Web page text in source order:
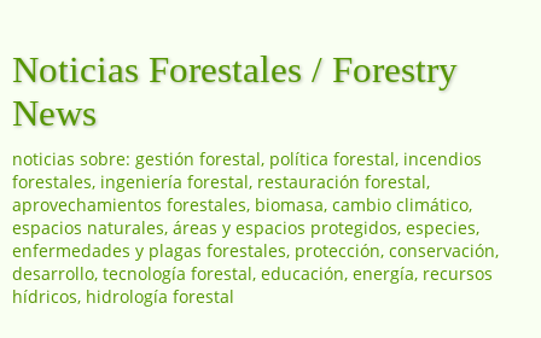
Noticias Forestales / Forestry
News
noticias sobre: gestión forestal, política forestal, incendios
forestales, ingeniería forestal, restauración forestal,
aprovechamientos forestales, biomasa, cambio climático,
espacios naturales, áreas y espacios protegidos, especies,
enfermedades y plagas forestales, protección, conservación,
desarrollo, tecnología forestal, educación, energía, recursos
hídricos, hidrología forestal